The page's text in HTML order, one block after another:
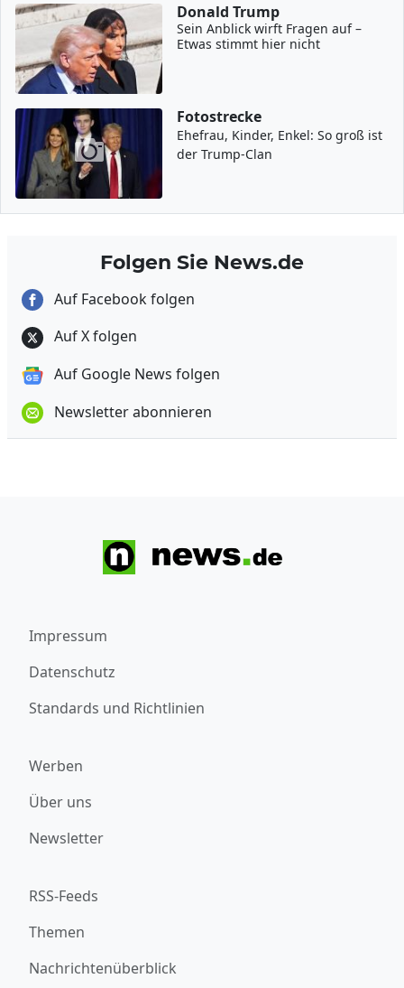
Donald Trump
Sein Anblick wirft Fragen auf –
Etwas stimmt hier nicht
Fotostrecke
Ehefrau, Kinder, Enkel: So groß ist
der Trump-Clan
Folgen Sie News.de
Auf Facebook folgen
Auf X folgen
Auf Google News folgen
Newsletter abonnieren
Impressum
Datenschutz
Standards und Richtlinien
Werben
Über uns
Newsletter
RSS-Feeds
Themen
Nachrichtenüberblick